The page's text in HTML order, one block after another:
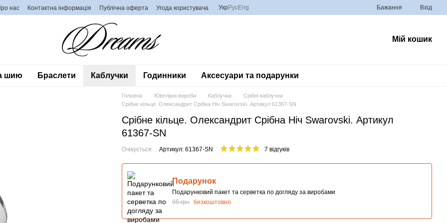
нас Контактна інформація Публічна оферта Угода користувача УкрРусEng Бажання Вхід
Мій кошик
шию Браслети Каблучки Годинники Аксесуари та подарунки
Головна Ювелірні вироби Каблучки
Срібні каблучки
Срібне кільце. Олександрит Срібна Ніч Swarovski. Артикул 61367-SN
Срібне кільце. Олександрит Срібна Ніч Swarovski. Артикул
61367-SN
Очікується Артикул: 61367-SN 7 відгуків
Подарунок
Подарунковий пакет та серветка по догляду за виробами
95 грн безкоштовно